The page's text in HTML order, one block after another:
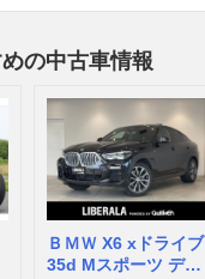
の中古車情報
ＢＭＷ X6 xドライブ
35d Mスポーツ ディ